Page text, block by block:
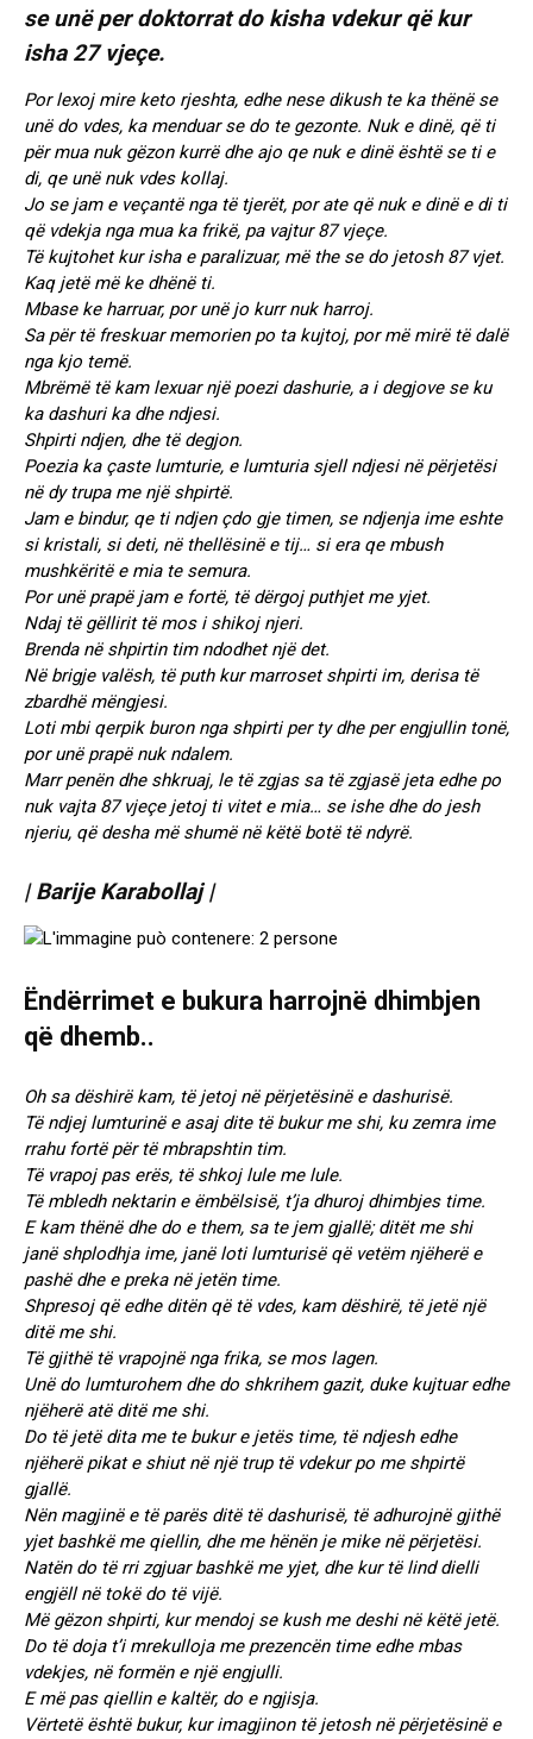
se unë per doktorrat do kisha vdekur që kur
isha 27 vjeçe.
Por lexoj mire keto rjeshta, edhe nese dikush te ka thënë se
unë do vdes, ka menduar se do te gezonte. Nuk e dinë, që ti
për mua nuk gëzon kurrë dhe ajo qe nuk e dinë është se ti e
di, qe unë nuk vdes kollaj.
Jo se jam e veçantë nga të tjerët, por ate që nuk e dinë e di ti
që vdekja nga mua ka frikë, pa vajtur 87 vjeçe.
Të kujtohet kur isha e paralizuar, më the se do jetosh 87 vjet.
Kaq jetë më ke dhënë ti.
Mbase ke harruar, por unë jo kurr nuk harroj.
Sa për të freskuar memorien po ta kujtoj, por më mirë të dalë
nga kjo temë.
Mbrëmë të kam lexuar një poezi dashurie, a i degjove se ku
ka dashuri ka dhe ndjesi.
Shpirti ndjen, dhe të degjon.
Poezia ka çaste lumturie, e lumturia sjell ndjesi në përjetësi
në dy trupa me një shpirtë.
Jam e bindur, qe ti ndjen çdo gje timen, se ndjenja ime eshte
si kristali, si deti, në thellësinë e tij… si era qe mbush
mushkëritë e mia te semura.
Por unë prapë jam e fortë, të dërgoj puthjet me yjet.
Ndaj të gëllirit të mos i shikoj njeri.
Brenda në shpirtin tim ndodhet një det.
Në brigje valësh, të puth kur marroset shpirti im, derisa të
zbardhë mëngjesi.
Loti mbi qerpik buron nga shpirti per ty dhe per engjullin tonë,
por unë prapë nuk ndalem.
Marr penën dhe shkruaj, le të zgjas sa të zgjasë jeta edhe po
nuk vajta 87 vjeçe jetoj ti vitet e mia… se ishe dhe do jesh
njeriu, që desha më shumë në këtë botë të ndyrë.
| Barije Karabollaj |
Ëndërrimet e bukura harrojnë dhimbjen
që dhemb..
Oh sa dëshirë kam, të jetoj në përjetësinë e dashurisë.
Të ndjej lumturinë e asaj dite të bukur me shi, ku zemra ime
rrahu fortë për të mbrapshtin tim.
Të vrapoj pas erës, të shkoj lule me lule.
Të mbledh nektarin e ëmbëlsisë, t’ja dhuroj dhimbjes time.
E kam thënë dhe do e them, sa te jem gjallë; ditët me shi
janë shplodhja ime, janë loti lumturisë që vetëm njëherë e
pashë dhe e preka në jetën time.
Shpresoj që edhe ditën që të vdes, kam dëshirë, të jetë një
ditë me shi.
Të gjithë të vrapojnë nga frika, se mos lagen.
Unë do lumturohem dhe do shkrihem gazit, duke kujtuar edhe
njëherë atë ditë me shi.
Do të jetë dita me te bukur e jetës time, të ndjesh edhe
njëherë pikat e shiut në një trup të vdekur po me shpirtë
gjallë.
Nën magjinë e të parës ditë të dashurisë, të adhurojnë gjithë
yjet bashkë me qiellin, dhe me hënën je mike në përjetësi.
Natën do të rri zgjuar bashkë me yjet, dhe kur të lind dielli
engjëll në tokë do të vijë.
Më gëzon shpirti, kur mendoj se kush me deshi në këtë jetë.
Do të doja t’i mrekulloja me prezencën time edhe mbas
vdekjes, në formën e një engjulli.
E më pas qiellin e kaltër, do e ngjisja.
Vërtetë është bukur, kur imagjinon të jetosh në përjetësinë e